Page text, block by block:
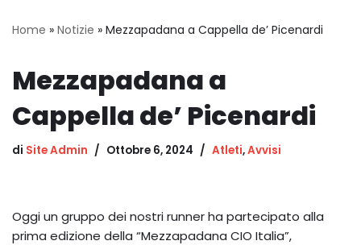
Home » Notizie » Mezzapadana a Cappella de’ Picenardi
Mezzapadana a
Cappella de’ Picenardi
di Site Admin Ottobre 6, 2024 Atleti,Avvisi
Oggi un gruppo dei nostri runner ha partecipato alla
prima edizione della “Mezzapadana CIO Italia”,